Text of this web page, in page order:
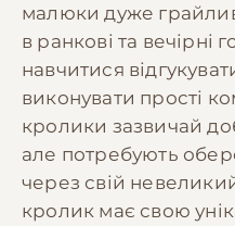
малюки дуже
в ранкові та
навчитися
виконувати прості
кролики зазвичай
але потребують
через свій
кролик має свою